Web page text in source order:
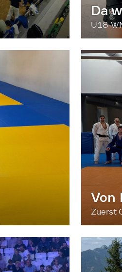
Da
U18-
Von
Zuerst